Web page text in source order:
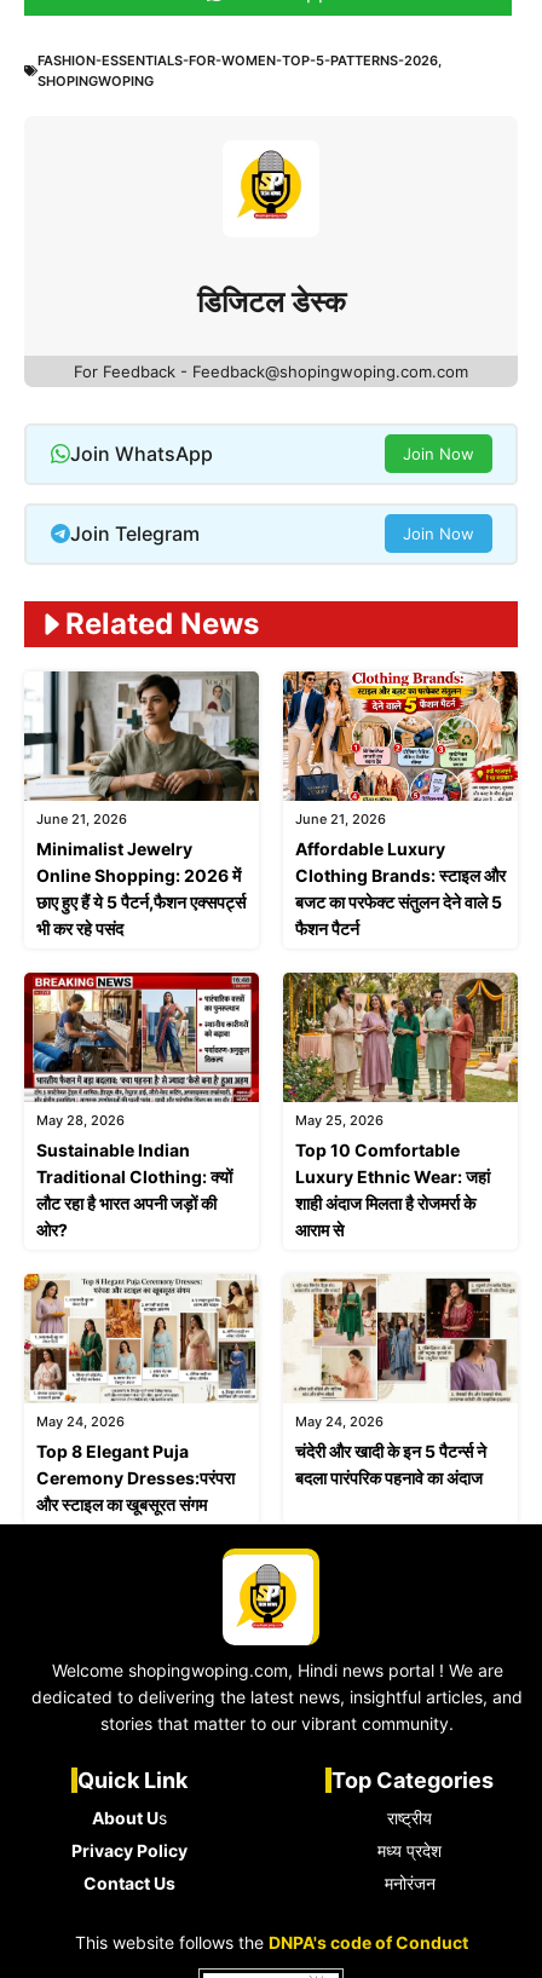
FASHION-ESSENTIALS-FOR-WOMEN-TOP-5-PATTERNS-2026,
SHOPINGWOPING
डिजिटल डेस्क
For Feedback - Feedback@shopingwoping.com.com
Join WhatsApp Join Now
Join Telegram Join Now
Related News
June 21, 2026
Minimalist Jewelry
Online Shopping: 2026 में
छाए हुए हैं ये 5 पैटर्न,फैशन एक्सपर्ट्स
भी कर रहे पसंद
June 21, 2026
Affordable Luxury
Clothing Brands: स्टाइल और
बजट का परफेक्ट संतुलन देने वाले 5
फैशन पैटर्न
May 28, 2026
Sustainable Indian
Traditional Clothing: क्यों
लौट रहा है भारत अपनी जड़ों की
ओर?
May 25, 2026
Top 10 Comfortable
Luxury Ethnic Wear: जहां
शाही अंदाज मिलता है रोजमर्रा के
आराम से
May 24, 2026
Top 8 Elegant Puja
Ceremony Dresses:परंपरा
और स्टाइल का खूबसूरत संगम
May 24, 2026
चंदेरी और खादी के इन 5 पैटर्न्स ने
बदला पारंपरिक पहनावे का अंदाज
Welcome shopingwoping.com, Hindi news portal ! We are
dedicated to delivering the latest news, insightful articles, and
stories that matter to our vibrant community.
Quick Link
About Us
Privacy Policy
Contact Us
Top Categories
राष्ट्रीय
मध्य प्रदेश
मनोरंजन
This website follows the DNPA's code of Conduct